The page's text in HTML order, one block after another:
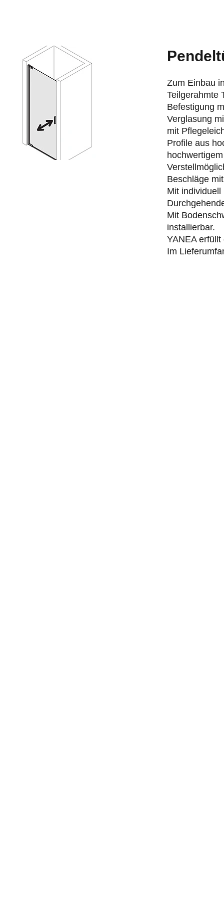
Zum Einbau
Teilgerahmte
Befestigung
Verglasung
mit
Profile aus
Beschläge
Mit
Mit
installierbar.
YANEA
Im